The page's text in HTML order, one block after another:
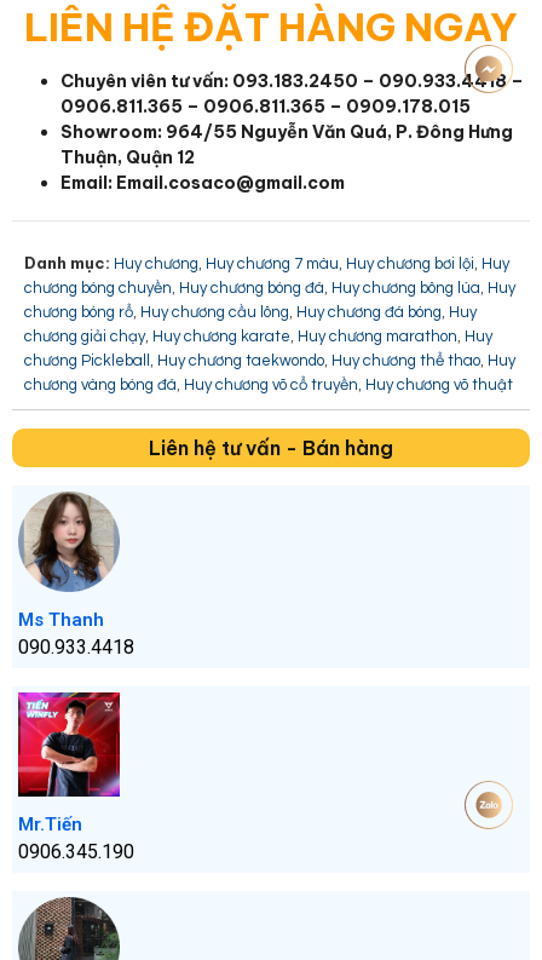
LIÊN HỆ ĐẶT HÀNG NGAY
Chuyên viên tư vấn: 093.183.2450 – 090.933.4418 –
0906.811.365 – 0906.811.365 – 0909.178.015
Showroom: 964/55 Nguyễn Văn Quá, P. Đông Hưng
Thuận, Quận 12
Email: Email.cosaco@gmail.com
Danh mục: Huy chương Huy chương 7 màu Huy chương bơi lội Huy
chương bóng chuyền Huy chương bóng đá Huy chương bông lúa Huy
chương bóng rổ Huy chương cầu lông Huy chương đá bóng Huy
chương giải chạy, Huy chương karate Huy chương marathon Huy
chương Pickleball
Huy chương taekwondo Huy chương thể thao Huy
chương vàng bóng đá Huy chương võ cổ truyền Huy chương võ thuật
Liên hệ tư vấn - Bán hàng
Ms Thanh
090.933.4418
Mr.Tiến
0906.345.190